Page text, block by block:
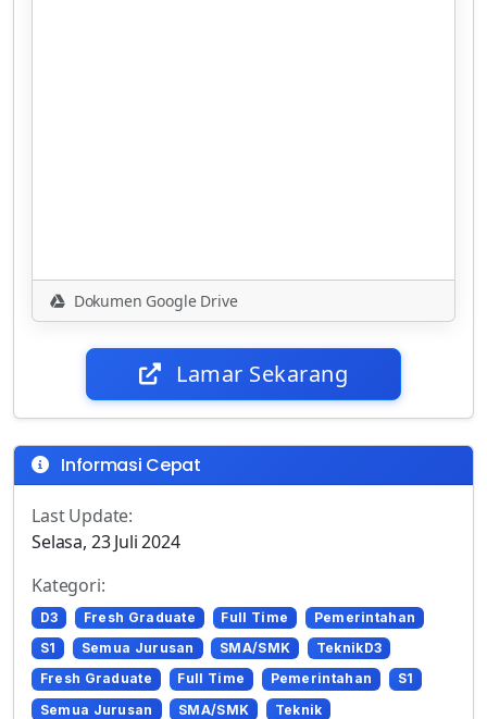
Dokumen Google Drive
Lamar Sekarang
Informasi Cepat
Last Update:
Selasa, 23 Juli 2024
Kategori:
D3 Fresh Graduate Full Time
Pemerintahan
S1
Semua Jurusan SMA/SMK
TeknikD3
Fresh Graduate
Full Time Pemerintahan
S1
Semua Jurusan
SMA/SMK Teknik